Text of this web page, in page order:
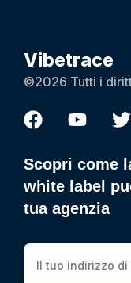
Vibetrace
©2026 Tutti i
Scopri come
white label
tua agenzia